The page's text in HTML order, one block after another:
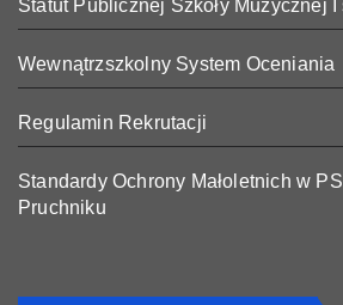
Statut Publicznej Szkoły Muzycznej
Wewnątrzszkolny System Oceniania
Regulamin Rekrutacji
Standardy Ochrony Małoletnich w
Pruchniku